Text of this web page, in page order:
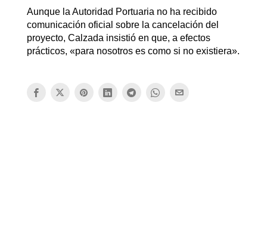
Aunque la Autoridad Portuaria no ha recibido
comunicación oficial sobre la cancelación del
proyecto, Calzada insistió en que, a efectos
prácticos, «para nosotros es como si no existiera».